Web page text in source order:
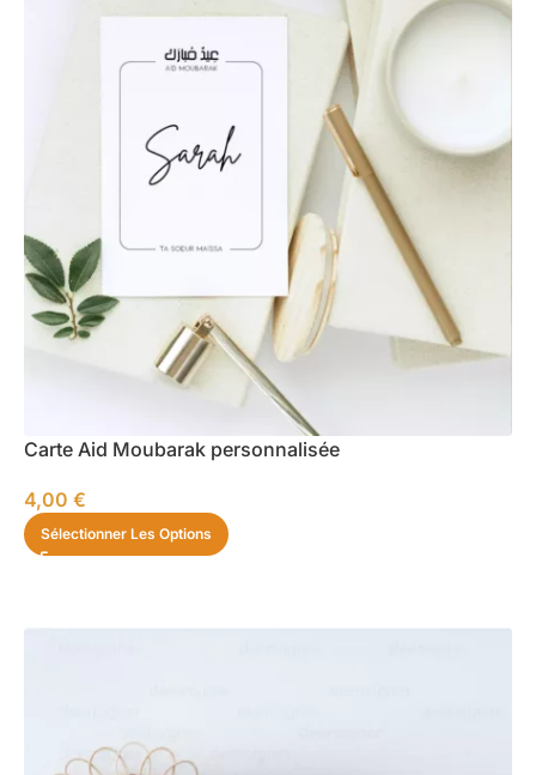
Carte Aid Moubarak personnalisée
4,00 €
Sélectionner Les Options